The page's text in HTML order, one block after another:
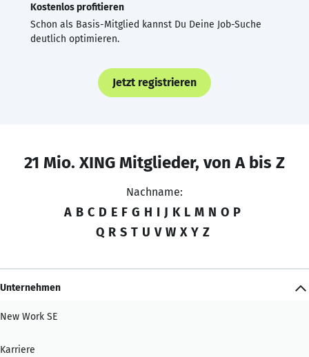
Kostenlos profitieren
Schon als Basis-Mitglied kannst Du Deine Job-Suche
deutlich optimieren.
Jetzt registrieren
21 Mio. XING Mitglieder, von A bis Z
Nachname:
A B C D E F G H I J K L M N O P
Q R S T U V W X Y Z
Unternehmen
New Work SE
Karriere